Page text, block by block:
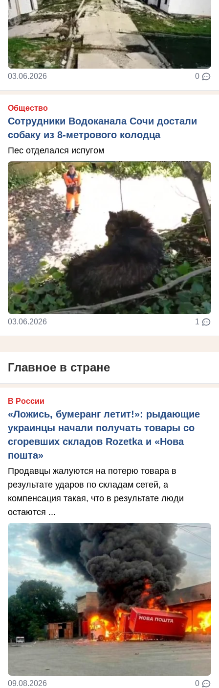
03.06.2026 0
Общество
Сотрудники Водоканала Сочи достали
собаку из 8-метрового колодца
Пес отделался испугом
03.06.2026 1
Главное в стране
В России
«Ложись, бумеранг летит!»: рыдающие
украинцы начали получать товары со
сгоревших складов Rozetka и «Нова
пошта»
Продавцы жалуются на потерю товара в
результате ударов по складам сетей, а
компенсация такая, что в результате люди
остаются ...
09.08.2026 0